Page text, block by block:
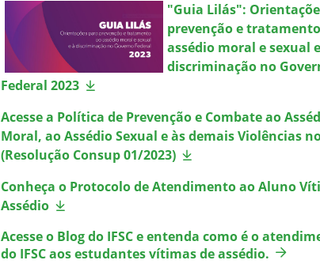
"Guia Lilás":
prevenção e
assédio moral e sexual
discriminação no
Federal 2023
Acesse a Política de Prevenção e Combate ao
Moral, ao Assédio Sexual e às demais Violências no
(Resolução Consup 01/2023)
Conheça o Protocolo de Atendimento ao Aluno
Assédio
Acesse o Blog do IFSC e entenda como é o
do IFSC aos estudantes vítimas de assédio.